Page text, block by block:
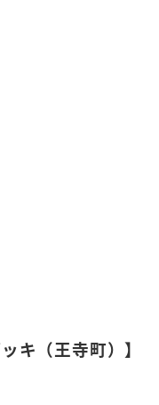
キ（王寺町）】